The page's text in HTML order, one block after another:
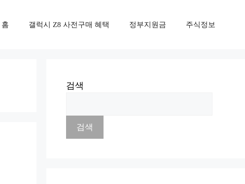
홈 갤럭시 Z8 사전구매 혜택 정부지원금 주식정보
검색
검색